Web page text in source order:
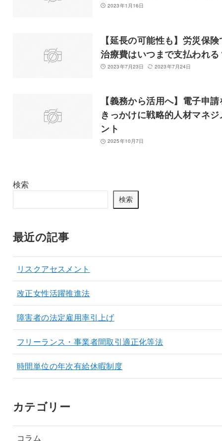
2023年1月16日
【延長の可能性も】労災保険
治療費はいつまで支払われる
2023年7月23日 2023年7月24日
【義務から活用へ】電子申請
きっかけに戦略的人材マネジ
ント
2025年10月7日
検索
検索
最近の記事
リスクアセスメント
改正女性活躍推進法
障害者の法定雇用率引上げ
フリーランス・事業者間取引適正化等法
時間単位の年次有給休暇制度
カテゴリー
コラム